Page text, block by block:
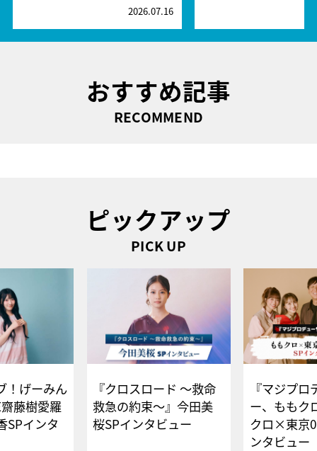
2026.07.16
おすすめ記事
RECOMMEND
ピックアップ
PICK UP
！げーみん
藤樹愛羅
SPインタ
『クロスロード ～救命
救急の約束～』今田美
桜SPインタビュー
『マジプロ
ー、ももク
クロ×東京
ンタビュー